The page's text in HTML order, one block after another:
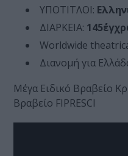
ΥΠΟΤΙΤΛΟΙ:
ΔΙΑΡΚΕΙΑ:
Worldwide
Διανομή για
Μέγα Ειδικό Βραβείο
Βραβείο FIPRESCI